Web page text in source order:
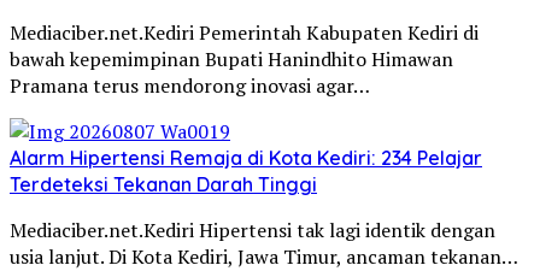
Mediaciber.net.Kediri Pemerintah Kabupaten Kediri di
bawah kepemimpinan Bupati Hanindhito Himawan
Pramana terus mendorong inovasi agar…
Alarm Hipertensi Remaja di Kota Kediri: 234 Pelajar
Terdeteksi Tekanan Darah Tinggi
Mediaciber.net.Kediri Hipertensi tak lagi identik dengan
usia lanjut. Di Kota Kediri, Jawa Timur, ancaman tekanan…